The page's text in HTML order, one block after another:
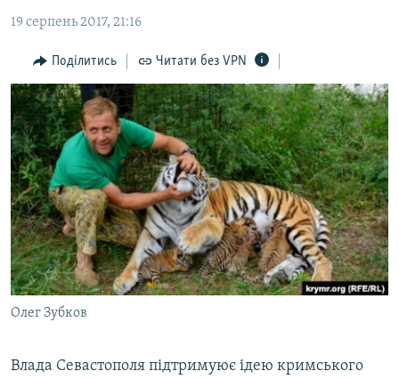
основної
навігації
Перейти
до
пошуку
БЛОГИ
ПОГЛЯД
ІНТЕРВ'Ю
ВСЕ ЗА ДЕНЬ
СПЕЦПРОЕКТИ
ДЕПОРТАЦІЯ
ВІДЕОУРОКИ «ELIFBE»
СВІДЧЕННЯ ОКУПАЦІЇ
УКРАЇНСЬКА ПРОБЛЕМА КРИМУ
ІНФОГРАФІКА
ЯК ОБІЙТИ БЛОКУВАННЯ
Русский
Qırımtatar
ДОЛУЧАЙСЯ!
19 серпень 2017, 21:16
Поділитись Читати без VPN
Олег Зубков
Влада Севастополя підтримуює ідею кримського